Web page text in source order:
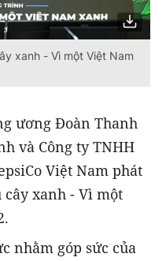
xanh - Vì một Việt Nam
ương Đoàn Thanh
và Công ty TNHH
Việt Nam phát
xanh - Vì một
nhằm góp sức của